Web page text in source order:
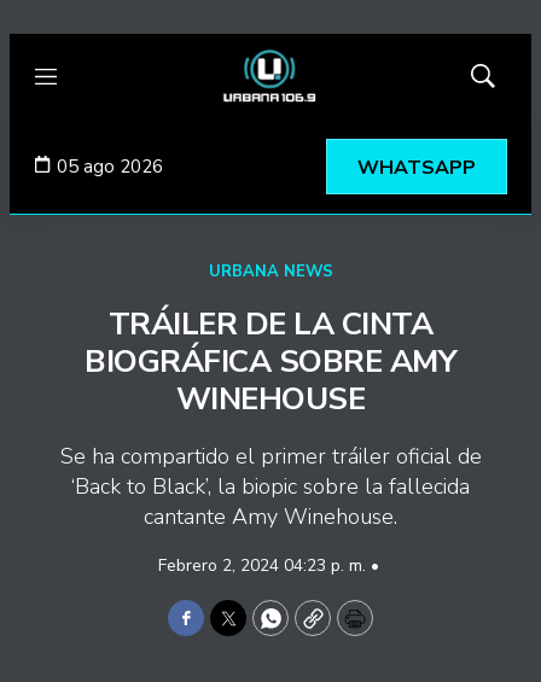
Menú
Mostrar
05 ago 2026 WHATSAPP
URBANA NEWS
TRÁILER DE LA CINTA
BIOGRÁFICA SOBRE AMY
WINEHOUSE
Se ha compartido el primer tráiler oficial de
‘Back to Black’, la biopic sobre la fallecida
cantante Amy Winehouse.
Febrero 2, 2024 04:23 p. m. •
Facebook
TwitterWhatsApp
CopyPrint